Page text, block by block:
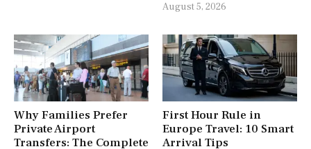
August 5, 2026
Why Families Prefer
Private Airport
Transfers: The Complete
First Hour Rule in
Europe Travel: 10 Smart
Arrival Tips